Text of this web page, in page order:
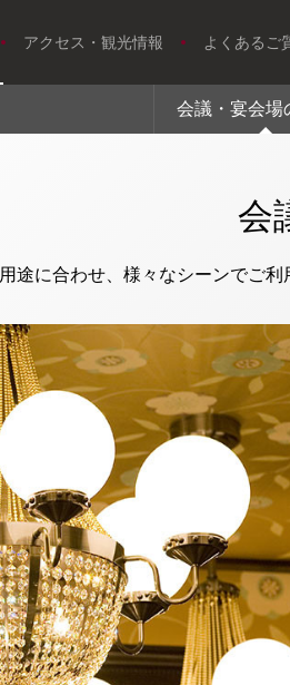
アクセス・観光情報 よくあるご
会議・宴会場
会
用途に合わせ、様々なシーンでご
宿泊検索